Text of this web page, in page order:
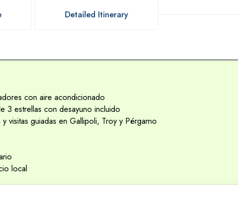
Detailed Itinerary
con aire acondicionado
3 estrellas con desayuno incluido
visitas guiadas en Gallipoli, Troy y Pérgamo
local